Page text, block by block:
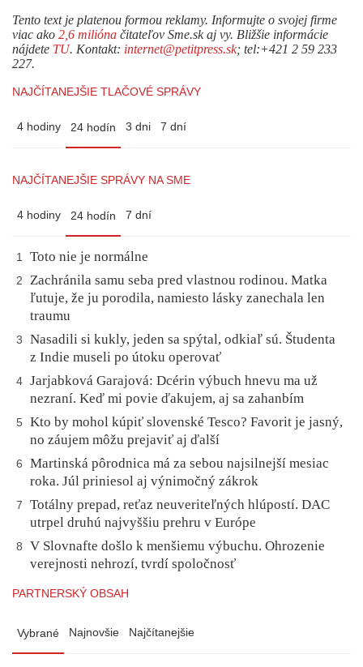
Tento text je platenou formou reklamy. Informujte o svojej firme
viac ako 2,6 milióna čitateľov Sme.sk aj vy. Bližšie informácie
nájdete TU. Kontakt: internet@petitpress.sk; tel:+421 2 59 233
227.
NAJČÍTANEJŠIE TLAČOVÉ SPRÁVY
4 hodiny 24 hodín 3 dni 7 dní
NAJČÍTANEJŠIE SPRÁVY NA SME
4 hodiny 24 hodín 7 dní
1 Toto nie je normálne
2
Zachránila samu seba pred vlastnou rodinou. Matka
ľutuje, že ju porodila, namiesto lásky zanechala len
traumu
3
Nasadili si kukly, jeden sa spýtal, odkiaľ sú. Študenta
z Indie museli po útoku operovať
4 Jarjabková Garajová: Dcérin výbuch hnevu ma už
nezraní. Keď mi povie ďakujem, aj sa zahanbím
5
Kto by mohol kúpiť slovenské Tesco? Favorit je jasný,
no záujem môžu prejaviť aj ďalší
6
Martinská pôrodnica má za sebou najsilnejší mesiac
roka. Júl priniesol aj výnimočný zákrok
7
Totálny prepad, reťaz neuveriteľných hlúpostí. DAC
utrpel druhú najvyššiu prehru v Európe
8
V Slovnafte došlo k menšiemu výbuchu. Ohrozenie
verejnosti nehrozí, tvrdí spoločnosť
PARTNERSKÝ OBSAH
Vybrané Najnovšie Najčítanejšie